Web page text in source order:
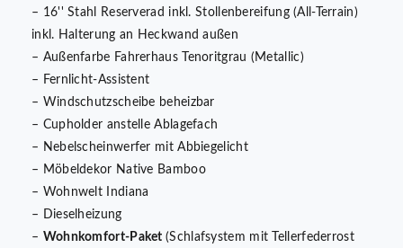
– 16'' Stahl Reserverad inkl. Stollenbereifung (All-Terrain)
inkl. Halterung an Heckwand außen
– Außenfarbe Fahrerhaus Tenoritgrau (Metallic)
– Fernlicht-Assistent
– Windschutzscheibe beheizbar
– Cupholder anstelle Ablagefach
– Nebelscheinwerfer mit Abbiegelicht
– Möbeldekor Native Bamboo
– Wohnwelt Indiana
– Dieselheizung
– Wohnkomfort-Paket(Schlafsystem mit Tellerfederrost